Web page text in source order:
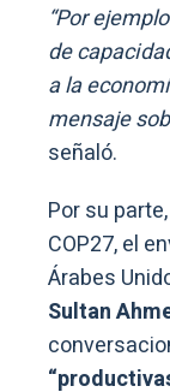
“Por
de
a la
mensaje
señaló.
Por su
COP27, el
Árabes
Sultan